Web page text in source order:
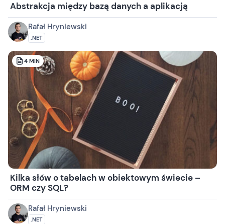
Abstrakcja między bazą danych a aplikacją
Rafał Hryniewski
.NET
4 MIN
Kilka słów o tabelach w obiektowym świecie –
ORM czy SQL?
Rafał Hryniewski
.NET